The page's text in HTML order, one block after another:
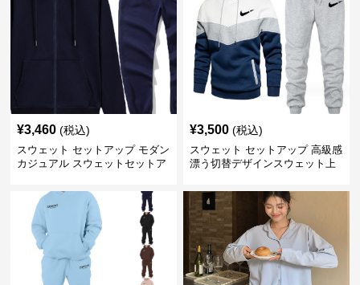
¥3,460 (税込)
スウェット セットアップ モダン
カジュアル スウェットセットア
¥3,500 (税込)
スウェット セットアップ 高級感
漂う切替デザインスウェット上